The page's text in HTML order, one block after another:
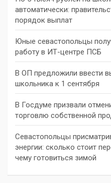
автоматически:
порядок выплат
Юные севастопольцы
работу в ИТ-центре ПСБ
В ОП предложили ввести
школьника к 1 сентября
В Госдуме призвали
торговлю собственной
Севастопольцы
энергии: сколько стоит
чему готовиться зимой